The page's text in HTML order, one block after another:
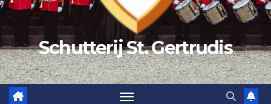
Schutterij St. Gertrudis